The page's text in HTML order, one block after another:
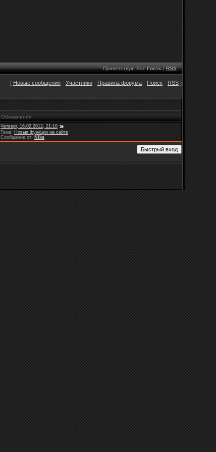
Приветствую Вас Гость|RSS
[ Новые сообщения · Участники · Правила форума · Поиск · RSS ]
Обновления
Четверг, 16.02.2012, 21:10
Тема: Новые функции на сайте
Сообщение от: Niks